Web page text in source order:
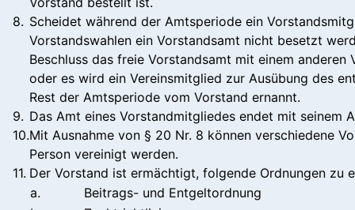
8. Scheidet während der Amtsperiode ein
Vorstandswahlen ein Vorstandsamt nicht besetzt
Beschluss das freie Vorstandsamt mit einem anderen
oder es wird ein Vereinsmitglied zur Ausübung des
Rest der Amtsperiode vom Vorstand ernannt.
9. Das Amt eines Vorstandmitgliedes endet mit seinem
10.Mit Ausnahme von § 20 Nr. 8 können verschiedene
Person vereinigt werden.
11. Der Vorstand ist ermächtigt, folgende Ordnungen zu
a.
Beitrags- und Entgeltordnung